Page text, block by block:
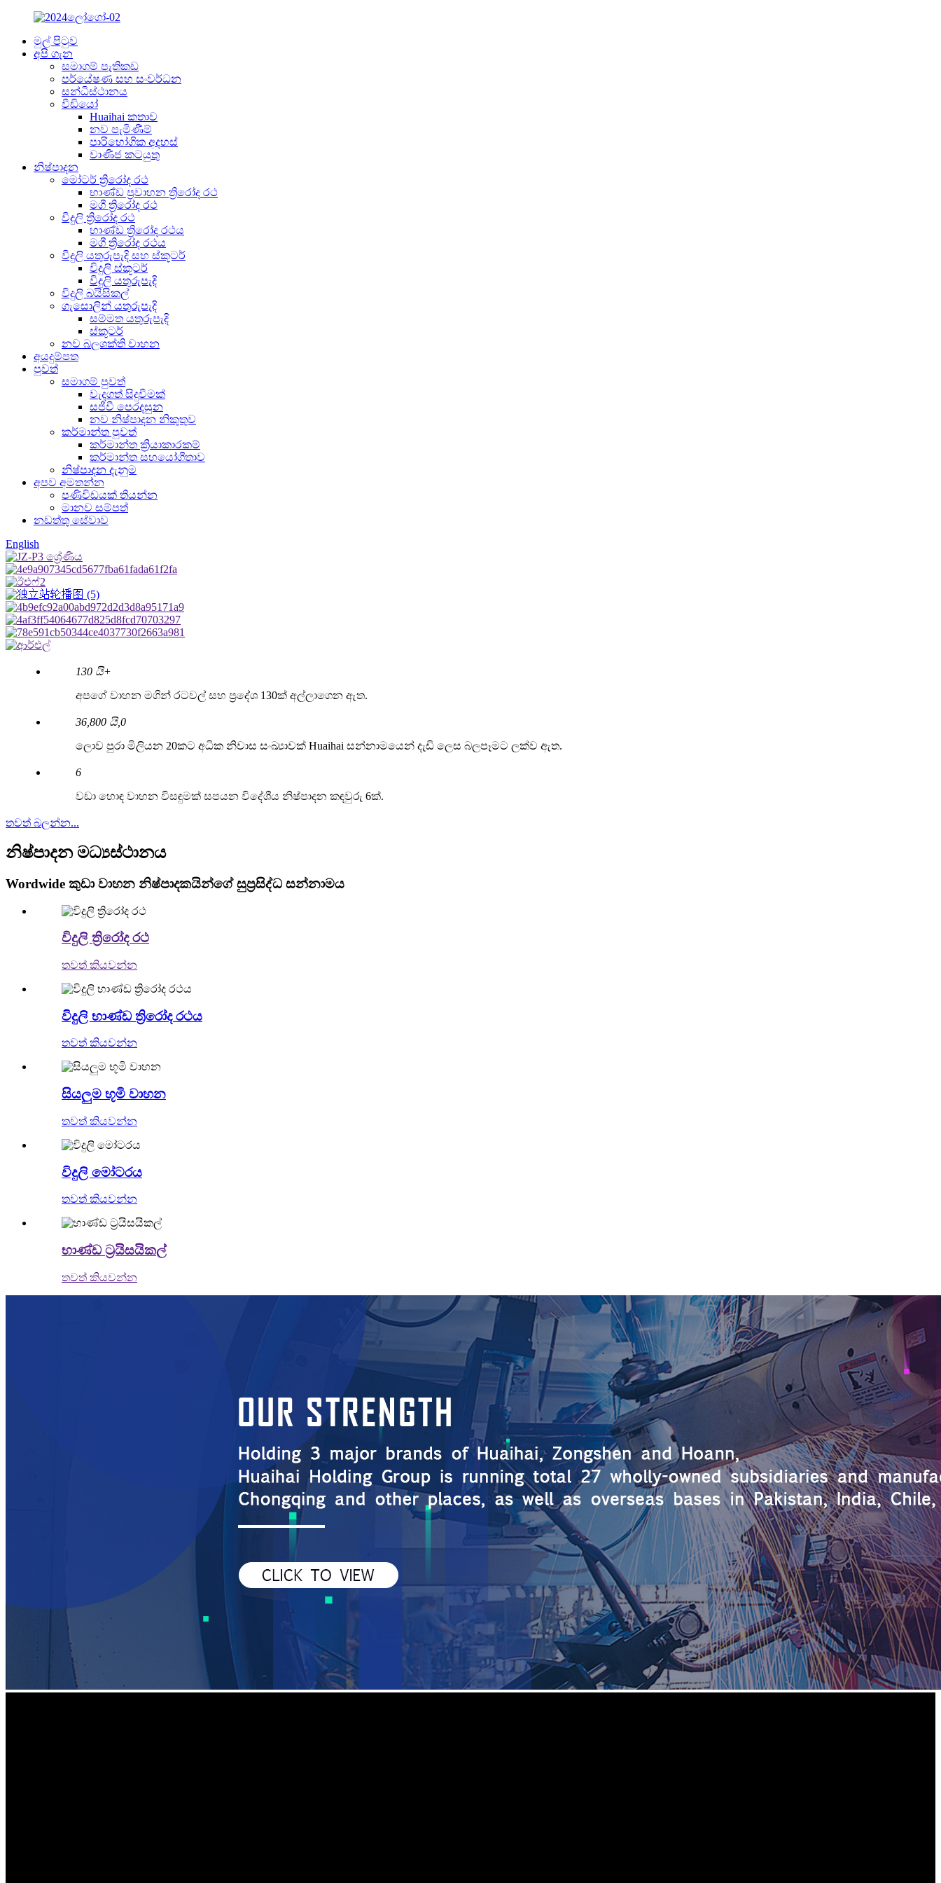
මුල් පිටුව
අපි ගැන
සමාගම් පැතිකඩ
පර්යේෂණ සහ සංවර්ධන
සන්ධිස්ථානය
වීඩියෝ
Huaihai කතාව
නව පැමිණීම්
පාරිභෝගික අදහස්
වාණිජ කටයුතු
නිෂ්පාදන
මෝටර් ත්‍රිරෝද රථ
භාණ්ඩ ප්‍රවාහන ත්‍රිරෝද රථ
මගී ත්‍රිරෝද රථ
විදුලි ත්‍රිරෝද රථ
භාණ්ඩ ත්‍රිරෝද රථය
මගී ත්‍රිරෝද රථය
විදුලි යතුරුපැදි සහ ස්කූටර්
විදුලි ස්කූටර්
විදුලි යතුරුපැදි
විදුලි බයිසිකල්
ගැසොලින් යතුරුපැදි
සම්මත යතුරුපැදි
ස්කූටර්
නව බලශක්ති වාහන
අයදුම්පත
පුවත්
සමාගම් පුවත්
වැදගත් සිදුවීමක්
සජීවී පෙරදසුන
නව නිෂ්පාදන නිකුතුව
කර්මාන්ත පුවත්
කර්මාන්ත ක්‍රියාකාරකම්
කර්මාන්ත සහයෝගීතාව
නිෂ්පාදන දැනුම
අපව අමතන්න
පණිවිඩයක් තියන්න
මානව සම්පත්
නඩත්තු සේවාව
English
130 යි+
අපගේ වාහන මගින් රටවල් සහ ප්‍රදේශ 130ක් අල්ලාගෙන ඇත.
36 800 යි,0
ලොව පුරා මිලියන 20කට අධික නිවාස සංඛ්‍යාවක් Huaihai සන්නාමයෙන් දැඩි ලෙස බලපෑමට ලක්ව ඇත.
6
වඩා හොඳ වාහන විසඳුමක් සපයන විදේශීය නිෂ්පාදන කඳවුරු 6ක්.
තවත් බලන්න...
නිෂ්පාදන මධ්‍යස්ථානය
Wordwide කුඩා වාහන නිෂ්පාදකයින්ගේ සුප්‍රසිද්ධ සන්නාමය
විදුලි ත්‍රිරෝද රථ
තවත් කියවන්න
විදුලි භාණ්ඩ ත්‍රිරෝද රථය
තවත් කියවන්න
සියලුම භූමි වාහන
තවත් කියවන්න
විදුලි මෝටරය
තවත් කියවන්න
භාණ්ඩ ට්‍රයිසයිකල්
තවත් කියවන්න